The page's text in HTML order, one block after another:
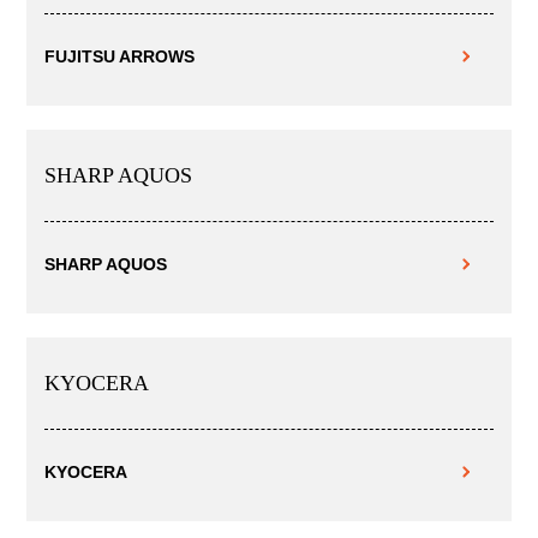
FUJITSU ARROWS
SHARP AQUOS
SHARP AQUOS
KYOCERA
KYOCERA